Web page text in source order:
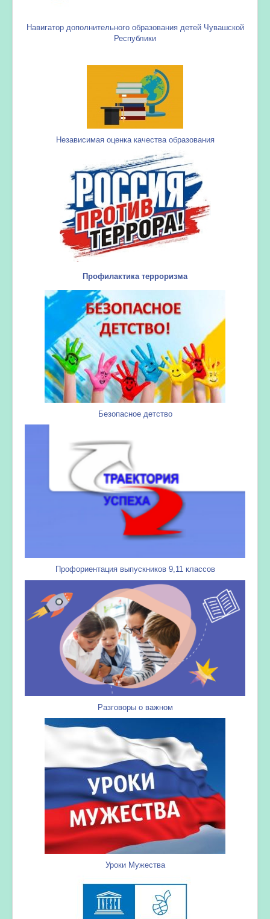
Навигатор дополнительного образования детей Чувашской
Республики
Независимая оценка качества образования
Профилактика терроризма
Безопасное детство
Профориентация выпускников 9,11 классов
Разговоры о важном
Уроки Мужества